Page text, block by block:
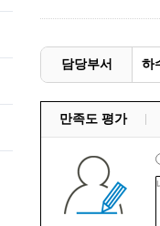
담당부서 하
만족도 평가